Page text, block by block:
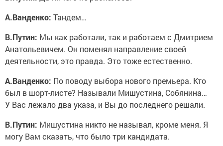
А.Ванденко: Тандем…
В.Путин: Мы как работали, так и работаем с Дмитрием
Анатольевичем. Он поменял направление своей
деятельности, это правда. Это тоже естественно.
А.Ванденко: По поводу выбора нового премьера. Кто
был в шорт-листе? Называли Мишустина, Собянина…
У Вас лежало два указа, и Вы до последнего решали.
В.Путин: Мишустина никто не называл, кроме меня. Я
могу Вам сказать, что было три кандидата.